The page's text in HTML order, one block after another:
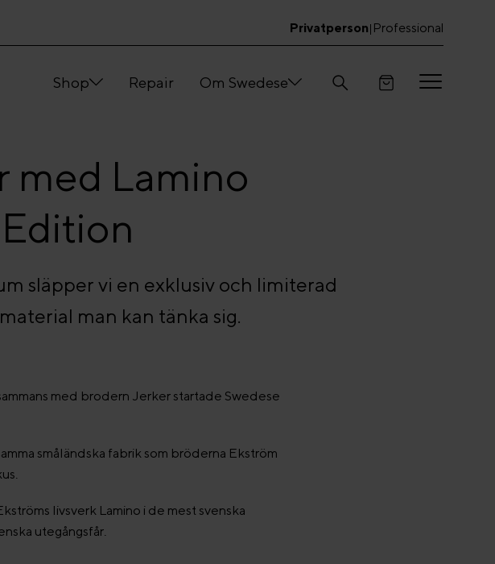
Privatperson| Professional
Shop Repair Om Swedese
med Lamino
släpper vi en exklusiv och limiterad
man kan tänka sig.
med brodern Jerker startade Swedese
småländska fabrik som bröderna Ekström
livsverk Lamino i de mest svenska
utegångsfår.